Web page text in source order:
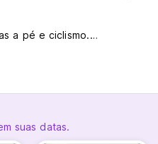
a pé e ciclismo.
suas datas.